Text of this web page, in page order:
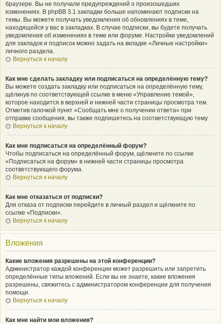
браузере. Вы не получали предупреждений о произошедших
изменениях. В phpBB 3.1 закладки больше напоминают подписки на
темы. Вы можете получать уведомления об обновлениях в теме,
находящейся у вас в закладках. В случае подписки, вы будете получать
уведомления об изменениях в теме или форуме. Настройки уведомлений
для закладок и подписок можно задать на вкладке «Личные настройки»
личного раздела.
Вернуться к началу
Как мне сделать закладку или подписаться на определённую тему?
Вы можете создать закладку или подписаться на определённую тему,
щёлкнув по соответствующей ссылке в меню «Управление темой»,
которое находится в верхней и нижней части страницы просмотра тем.
Отметив галочкой пункт «Сообщать мне о получении ответа» при
отправке сообщения, вы также подпишетесь на соответствующую тему.
Вернуться к началу
Как мне подписаться на определённый форум?
Чтобы подписаться на определённый форум, щёлкните по ссылке
«Подписаться на форум» в нижней части страницы просмотра
соответствующего форума.
Вернуться к началу
Как мне отказаться от подписки?
Для отказа от подписки перейдите в личный раздел и щёлкните по
ссылке «Подписки».
Вернуться к началу
Вложения
Какие вложения разрешены на этой конференции?
Администратор каждой конференции может разрешить или запретить
определённые типы вложений. Если вы не знаете, какие вложения
разрешены, свяжитесь с администратором конференции для получения
помощи.
Вернуться к началу
Как мне найти мои вложения?